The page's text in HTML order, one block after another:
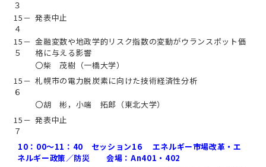
３
15－
４
発表中止
15－
５
金融変数や地政学的リスク指数の変動がウランスポット価
格に与える影響
〇柴 茂樹（一橋大学）
15－
６
札幌市の電力脱炭素に向けた技術経済性分析
〇胡 彬，小端 拓郎（東北大学）
15－
７
発表中止
10：00～11：40 セッション16 エネルギー市場改革・エ
ネルギー政策／防災 会場：An401・402